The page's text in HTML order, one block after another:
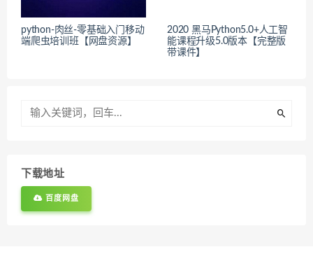
python-肉丝-零基础入门移动
端爬虫培训班【网盘资源】
2020 黑马Python5.0+人工智
能课程升级5.0版本【完整版
带课件】
下载地址
百度网盘